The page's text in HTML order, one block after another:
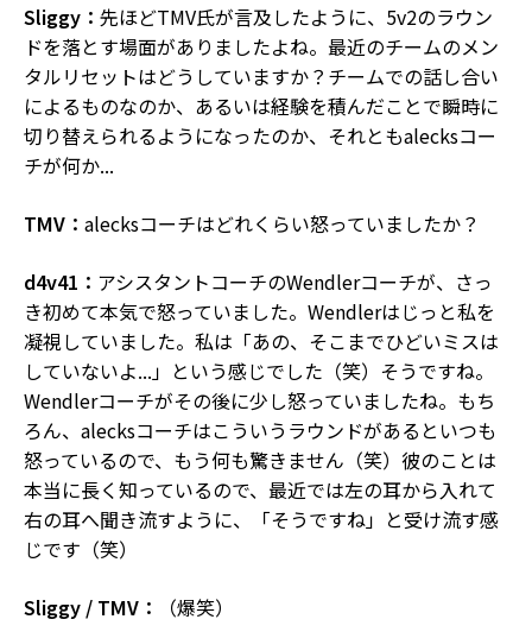
Sliggy： 先ほどTMV氏が言及したように、5v2のラウン
ドを落とす場面がありましたよね。最近のチームのメン
タルリセットはどうしていますか？チームでの話し合い
によるものなのか、あるいは経験を積んだことで瞬時に
切り替えられるようになったのか、それともalecksコー
チが何か...
TMV： alecksコーチはどれくらい怒っていましたか？
d4v41： アシスタントコーチのWendlerコーチが、さっ
き初めて本気で怒っていました。Wendlerはじっと私を
凝視していました。私は「あの、そこまでひどいミスは
していないよ...」という感じでした（笑）そうですね。
Wendlerコーチがその後に少し怒っていましたね。もち
ろん、alecksコーチはこういうラウンドがあるといつも
怒っているので、もう何も驚きません（笑）彼のことは
本当に長く知っているので、最近では左の耳から入れて
右の耳へ聞き流すように、「そうですね」と受け流す感
じです（笑）
Sliggy / TMV： （爆笑）